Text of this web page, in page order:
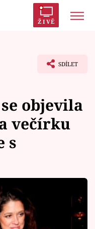
ŽIVĚ
SDÍLET
objevila
večírku
s